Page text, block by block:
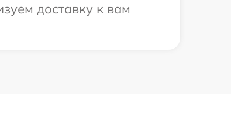
доставку к вам